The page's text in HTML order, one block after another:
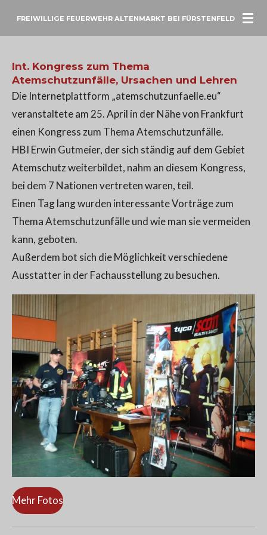
ZumFREIWILLIGE FEUERWEHR ALTENMARKT BEI FÜRSTENFELD
Int. Kongress zum Thema
Atemschutzunfälle, Ursachen und Lehren
Die Internetplattform „atemschutzunfaelle.eu“
veranstaltete am 25. April in der Nähe von Frankfurt
einen Kongress zum Thema Atemschutzunfälle.
HBI Erwin Gutmeier, der sich ständig auf dem Gebiet
Atemschutz weiterbildet, nahm an diesem Kongress,
bei dem 7 Nationen vertreten waren, teil.
Einen Tag lang wurden interessante Vorträge zum
Thema Atemschutzunfälle und wie man sie vermeiden
kann, geboten.
Außerdem bot sich die Möglichkeit verschiedene
Ausstatter in der Fachausstellung zu besuchen.
Mehr Fotos